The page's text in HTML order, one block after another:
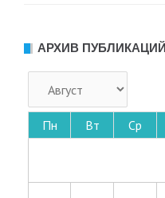
АРХИВ ПУБЛИКАЦИЙ
Пн Вт Ср